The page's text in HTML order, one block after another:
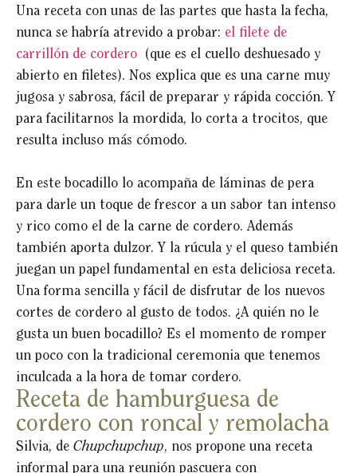
Una receta con unas de las partes que hasta la fecha,
nunca se habría atrevido a probar: el filete de
carrillón de cordero (que es el cuello deshuesado y
abierto en filetes). Nos explica que es una carne muy
jugosa y sabrosa, fácil de preparar y rápida cocción. Y
para facilitarnos la mordida, lo corta a trocitos, que
resulta incluso más cómodo.
En este bocadillo lo acompaña de láminas de pera
para darle un toque de frescor a un sabor tan intenso
y rico como el de la carne de cordero. Además
también aporta dulzor. Y la rúcula y el queso también
juegan un papel fundamental en esta deliciosa receta.
Una forma sencilla y fácil de disfrutar de los nuevos
cortes de cordero al gusto de todos. ¿A quién no le
gusta un buen bocadillo? Es el momento de romper
un poco con la tradicional ceremonia que tenemos
inculcada a la hora de tomar cordero.
Receta de hamburguesa de
cordero con roncal y remolacha
Silvia, de Chupchupchup, nos propone una receta
informal para una reunión pascuera con